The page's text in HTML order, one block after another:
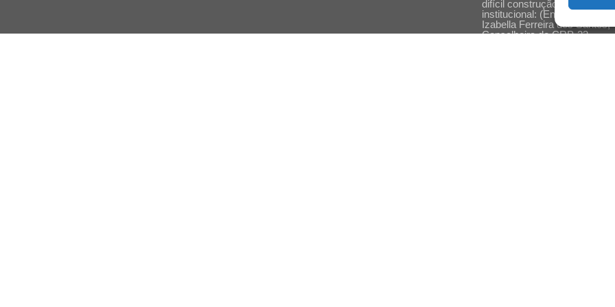
difícil construção do
institucional: (En)cena
Izabella Ferreira dos Santos,
Conselheira do CRP-23